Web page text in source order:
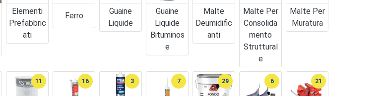
Elementi
Prefabbric
Ati
Ferro
Guaine
Liquide
Guaine
Liquide
Bituminos
E
Malte
Deumidific
Anti
Malte Per
Consolida
Mento
Struttural
E
Malte Per
Muratura
11 16 3 7 29 6 21